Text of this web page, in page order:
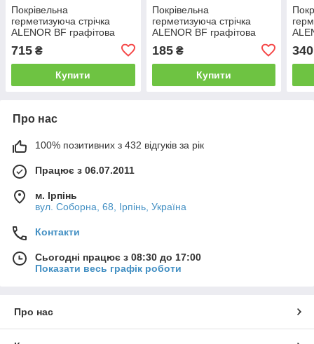
Покрівельна
герметизуюча стрічка
ALENOR BF графітова
715 ₴
Купити
Покрівельна
герметизуюча стрічка
ALENOR BF графітова
185₴
Купити
340
Про нас
100% позитивних з 432 відгуків за рік
Працює з 06.07.2011
м. Ірпінь
вул. Соборна, 68, Ірпінь, Україна
Контакти
Сьогодні працює з 08:30 до 17:00
Показати весь графік роботи
Про нас